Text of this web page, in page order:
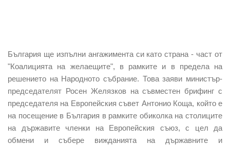
България ще изпълни ангажимента си като страна - част от
"Коалицията на желаещите", в рамките и в предела на
решението на Народното събрание. Това заяви министър-
председателят Росен Желязков на съвместен брифинг с
председателя на Европейския съвет Антонио Коща, който е
на посещение в България в рамките обиколка на столиците
на държавите членки на Европейския съюз, с цел да
обмени и събере вижданията на държавните и